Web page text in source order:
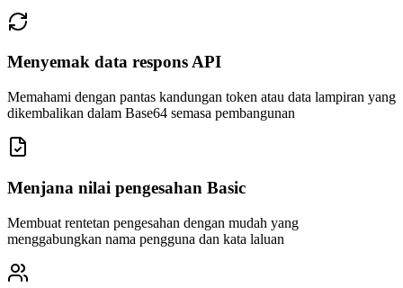
Menyemak data respons API
Memahami dengan pantas kandungan token atau data lampiran yang
dikembalikan dalam Base64 semasa pembangunan
Menjana nilai pengesahan Basic
Membuat rentetan pengesahan dengan mudah yang
menggabungkan nama pengguna dan kata laluan